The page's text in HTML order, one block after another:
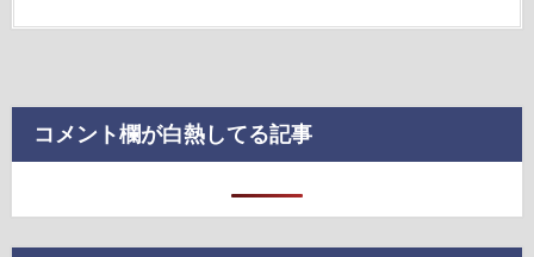
コメント欄が白熱してる記事